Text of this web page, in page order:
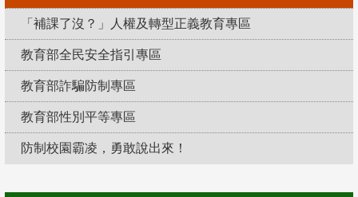
「補課了沒？」人權及轉型正義教育專區
教育部全民安全指引專區
教育部詐騙防制專區
教育部性別平等專區
防制校園霸凌，勇敢說出來！